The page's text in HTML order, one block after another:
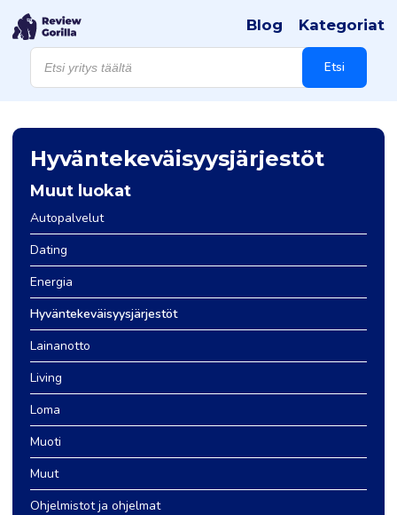
Products
search Etsi
Blog Kategoriat
Hyväntekeväisyysjärjestöt
Muut luokat
Autopalvelut
Dating
Energia
Hyväntekeväisyysjärjestöt
Lainanotto
Living
Loma
Muoti
Muut
Ohjelmistot ja ohjelmat